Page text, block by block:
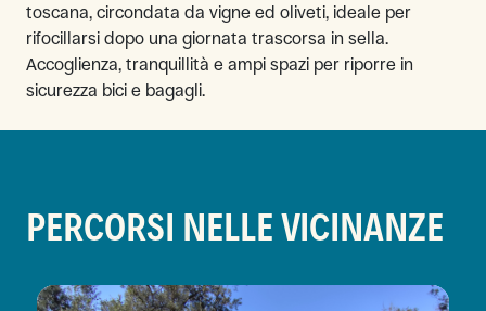
toscana, circondata da vigne ed oliveti, ideale per
rifocillarsi dopo una giornata trascorsa in sella.
Accoglienza, tranquillità e ampi spazi per riporre in
sicurezza bici e bagagli.
PERCORSI NELLE VICINANZE